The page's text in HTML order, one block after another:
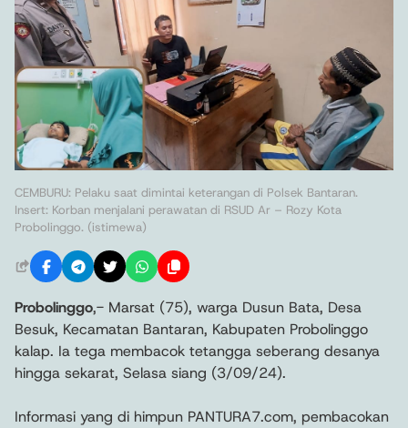
CEMBURU: Pelaku saat dimintai keterangan di Polsek Bantaran.
Insert: Korban menjalani perawatan di RSUD Ar – Rozy Kota
Probolinggo. (istimewa)
Probolinggo,- Marsat (75), warga Dusun Bata, Desa
Besuk, Kecamatan Bantaran, Kabupaten Probolinggo
kalap. Ia tega membacok tetangga seberang desanya
hingga sekarat, Selasa siang (3/09/24).
Informasi yang di himpun PANTURA7.com, pembacokan